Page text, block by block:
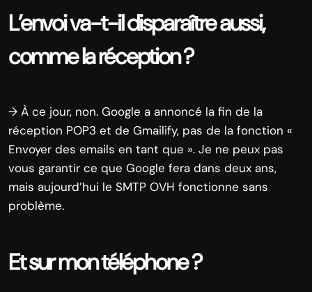
L’envoi va-t-il disparaître aussi,
comme la réception ?
→ À ce jour, non. Google a annoncé la fin de la
réception POP3 et de Gmailify, pas de la fonction «
Envoyer des emails en tant que ». Je ne peux pas
vous garantir ce que Google fera dans deux ans,
mais aujourd’hui le SMTP OVH fonctionne sans
problème.
Et sur mon téléphone ?